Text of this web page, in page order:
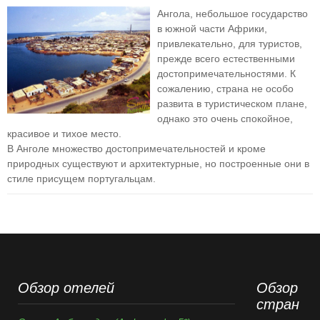
Ангола, небольшое государство
в южной части Африки,
привлекательно, для туристов,
прежде всего естественными
достопримечательностями. К
сожалению, страна не особо
развита в туристическом плане,
однако это очень спокойное,
красивое и тихое место.
В Анголе множество достопримечательностей и кроме
природных существуют и архитектурные, но построенные они в
стиле присущем португальцам.
Обзор отелей
Обзор
стран